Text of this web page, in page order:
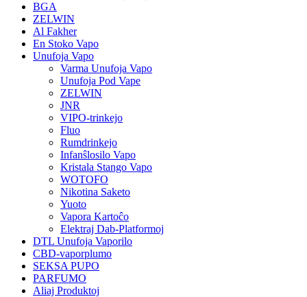
BGA
ZELWIN
Al Fakher
En Stoko Vapo
Unufoja Vapo
Varma Unufoja Vapo
Unufoja Pod Vape
ZELWIN
JNR
VIPO-trinkejo
Fluo
Rumdrinkejo
Infanŝlosilo Vapo
Kristala Stango Vapo
WOTOFO
Nikotina Saketo
Yuoto
Vapora Kartoĉo
Elektraj Dab-Platformoj
DTL Unufoja Vaporilo
CBD-vaporplumo
SEKSA PUPO
PARFUMO
Aliaj Produktoj